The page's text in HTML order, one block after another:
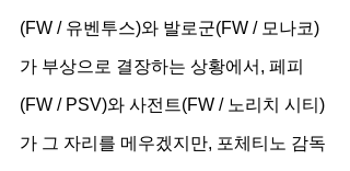
(FW / 유벤투스)와 발로군(FW / 모나코)
가 부상으로 결장하는 상황에서, 페피
(FW / PSV)와 사전트(FW / 노리치 시티)
가 그 자리를 메우겠지만, 포체티노 감독